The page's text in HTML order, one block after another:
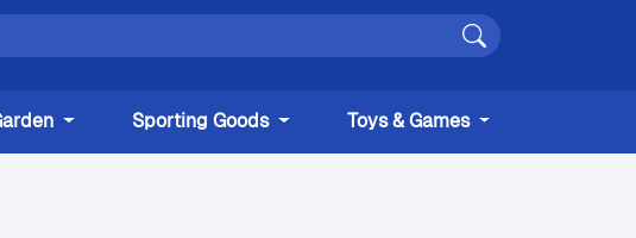
Sporting Goods Toys & Games